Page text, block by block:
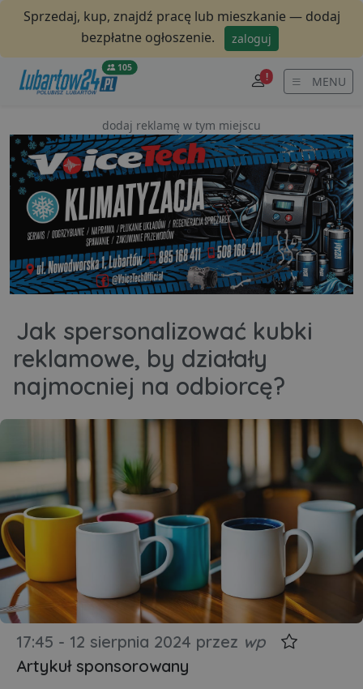
Sprzedaj, kup, znajdź pracę lub mieszkanie — dodaj
bezpłatne ogłoszenie.
zaloguj
105
! MENU
dodaj reklamę w tym miejscu
Jak spersonalizować kubki
reklamowe, by działały
najmocniej na odbiorcę?
17:45 - 12 sierpnia 2024 przez wp
Artykuł sponsorowany